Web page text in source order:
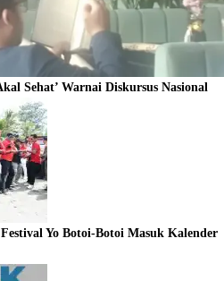
Sehat’ Warnai Diskursus Nasional
Yo Botoi-Botoi Masuk Kalender